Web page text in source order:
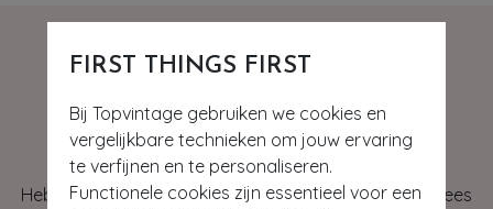
FIRST THINGS FIRST
Bij Topvintage gebruiken we cookies en
vergelijkbare technieken om jouw ervaring
te verfijnen en te personaliseren.
Functionele cookies zijn essentieel voor een
Hey gorgeous
Heb je vragen of heb je hulp nodig bij je bestelling? Lees